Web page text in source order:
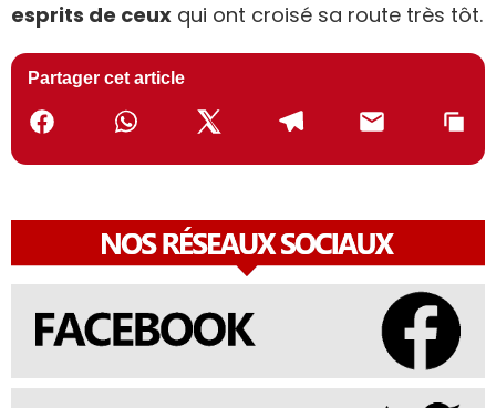
esprits de ceux qui ont croisé sa route très tôt.
Partager cet article